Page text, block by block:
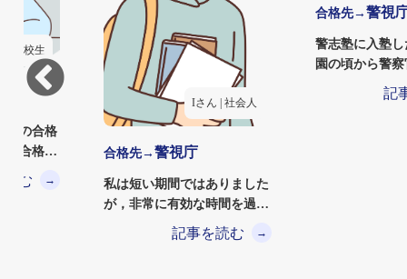
| 高校生
験の合格
で合格す
読む →
Iさん | 社会人
合格先→警視庁
私は短い期間ではありました
が，非常に有効な時間を過ご
せたと思います。お金を支
記事を読む →
合格先→警視
警志塾に入塾した
園の頃から警
が夢でしたが
記